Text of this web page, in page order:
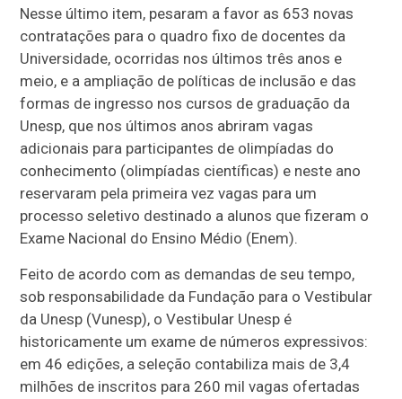
Nesse último item, pesaram a favor as 653 novas
contratações para o quadro fixo de docentes da
Universidade, ocorridas nos últimos três anos e
meio, e a ampliação de políticas de inclusão e das
formas de ingresso nos cursos de graduação da
Unesp, que nos últimos anos abriram vagas
adicionais para participantes de olimpíadas do
conhecimento (olimpíadas científicas) e neste ano
reservaram pela primeira vez vagas para um
processo seletivo destinado a alunos que fizeram o
Exame Nacional do Ensino Médio (Enem).
Feito de acordo com as demandas de seu tempo,
sob responsabilidade da Fundação para o Vestibular
da Unesp (Vunesp), o Vestibular Unesp é
historicamente um exame de números expressivos:
em 46 edições, a seleção contabiliza mais de 3,4
milhões de inscritos para 260 mil vagas ofertadas